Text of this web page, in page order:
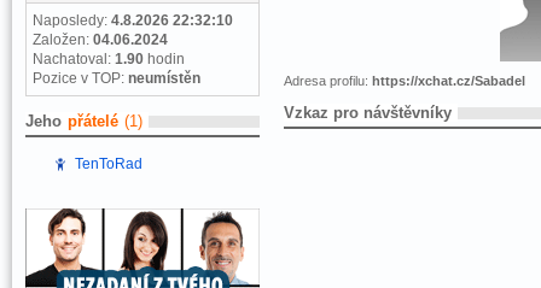
Naposledy: 4.8.2026 22:32:10
Založen: 04.06.2024
Nachatoval: 1.90 hodin
Pozice v TOP: neumístěn
Jeho přátelé (1)
TenToRad
Adresa profilu: https://xchat.cz/Sabadel
Vzkaz pro návštěvníky